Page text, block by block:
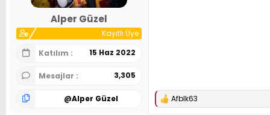
Alper Güzel
Kayıtlı Üye
Katılım
15 Haz 2022
Mesajlar 3,305
@Alper Güzel
T
Afblk63